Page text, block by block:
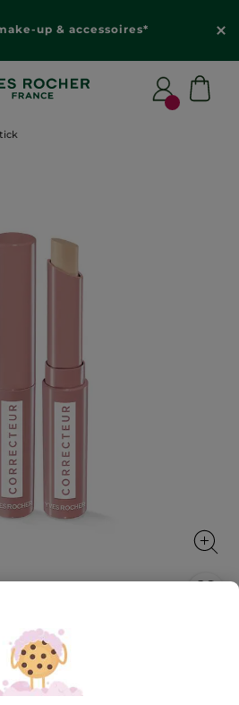
up & accessoires*
de hele dag lang
1.4 g